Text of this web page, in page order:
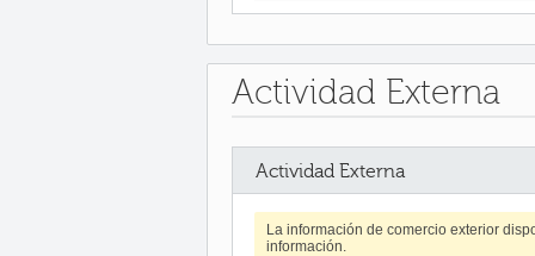
Actividad Externa
Actividad Externa
La información de comercio exterior
información.